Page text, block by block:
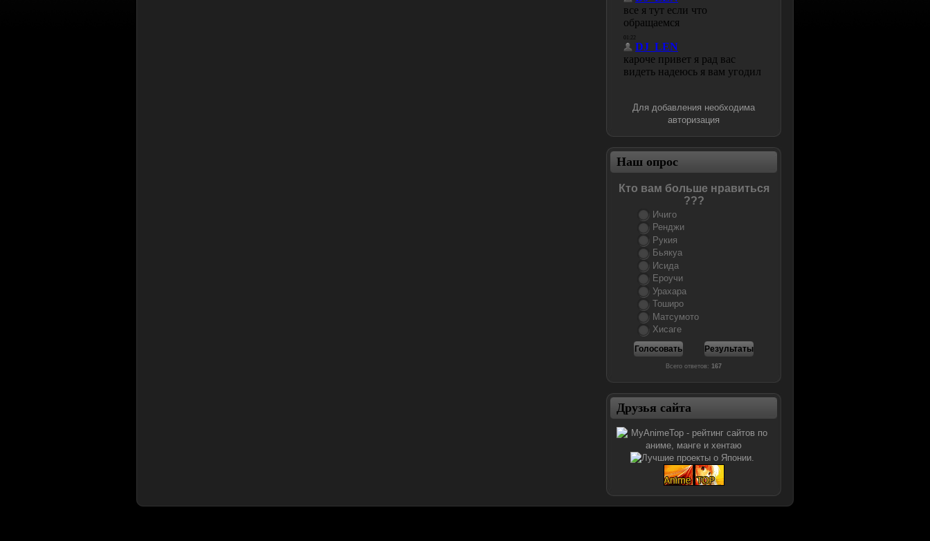
Для добавления необходима
авторизация
Наш опрос
Кто вам больше нравиться
???
Ичиго
Ренджи
Рукия
Бьякуа
Исида
Ероучи
Урахара
Тоширо
Матсумото
Хисаге
Всего ответов:167
Друзья сайта